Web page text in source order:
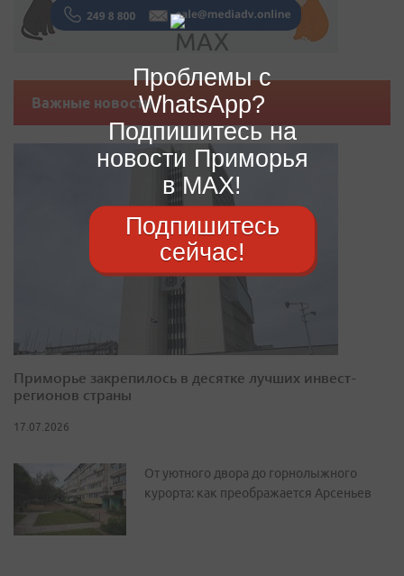
Важные новости
Приморье закрепилось в десятке лучших инвест-
регионов страны
17.07.2026
От уютного двора до горнолыжного
курорта: как преображается Арсеньев
Проблемы с
WhatsApp?
Подпишитесь на
новости Приморья
в MAX!
Подпишитесь
сейчас!